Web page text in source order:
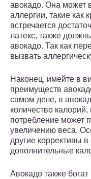
авокадо. Она может
аллергии, такие как
встречается
латекс, также
авокадо. Так как
вызвать
Наконец, имейте в
преимуществ
самом деле, в
количество
потребление может
увеличению веса.
другие коррективы
дополнительные
Авокадо также богат